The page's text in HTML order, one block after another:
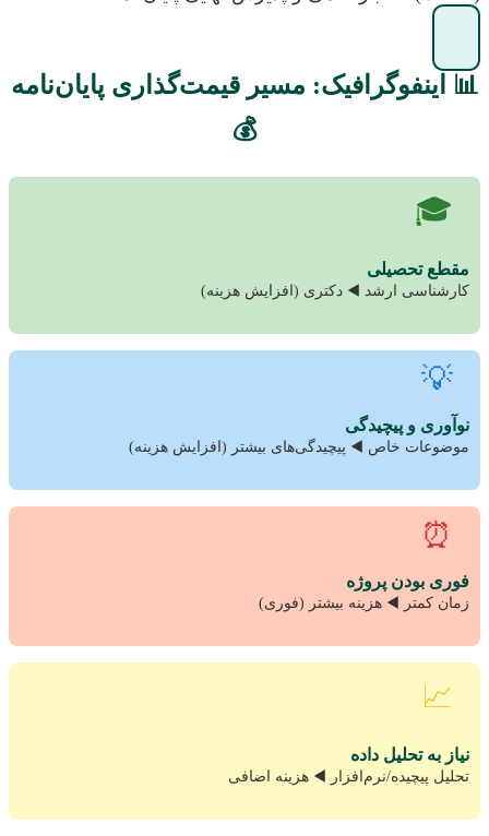
📊 اینفوگرافیک: مسیر قیمت‌گذاری پایان‌نامه
💰
🎓
مقطع تحصیلی
کارشناسی ارشد ◀️ دکتری (افزایش هزینه)
💡
نوآوری و پیچیدگی
موضوعات خاص ◀️ پیچیدگی‌های بیشتر (افزایش هزینه)
⏰
فوری بودن پروژه
زمان کمتر ◀️ هزینه بیشتر (فوری)
📈
نیاز به تحلیل داده
تحلیل پیچیده/نرم‌افزار ◀️ هزینه اضافی